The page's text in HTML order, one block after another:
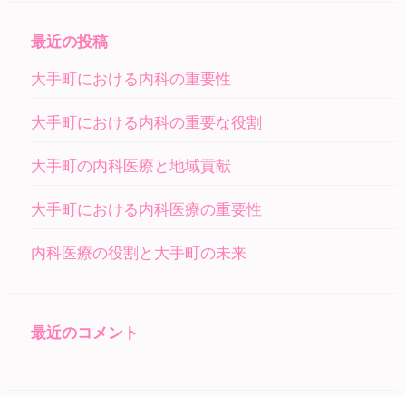
最近の投稿
大手町における内科の重要性
大手町における内科の重要な役割
大手町の内科医療と地域貢献
大手町における内科医療の重要性
内科医療の役割と大手町の未来
最近のコメント